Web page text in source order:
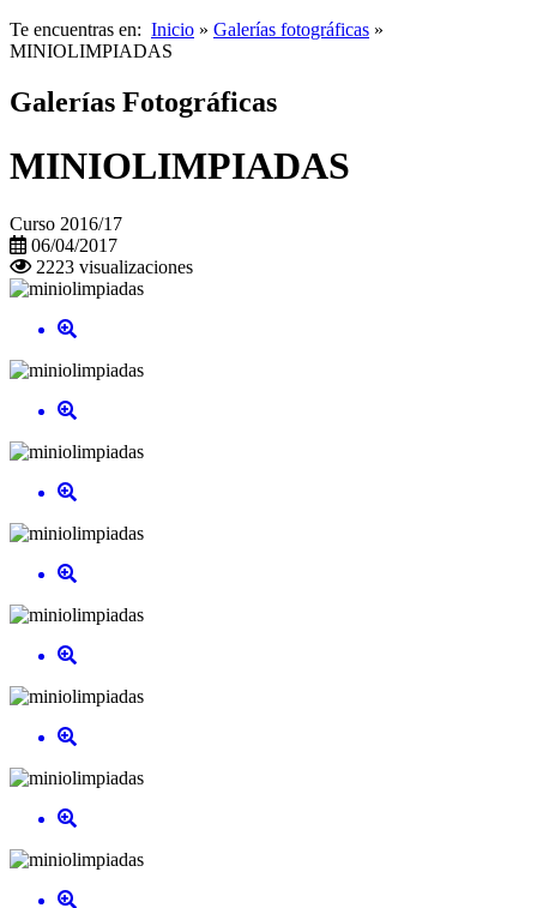
Te encuentras en: Inicio » Galerías fotográficas »
MINIOLIMPIADAS
Galerías Fotográficas
MINIOLIMPIADAS
Curso 2016/17
06/04/2017
2223 visualizaciones